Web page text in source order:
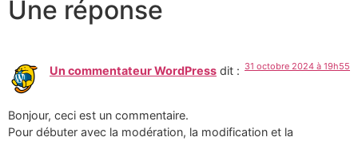
Une réponse
Un commentateur WordPress dit : 31 octobre 2024 à 19h55
Bonjour, ceci est un commentaire.
Pour débuter avec la modération, la modification et la